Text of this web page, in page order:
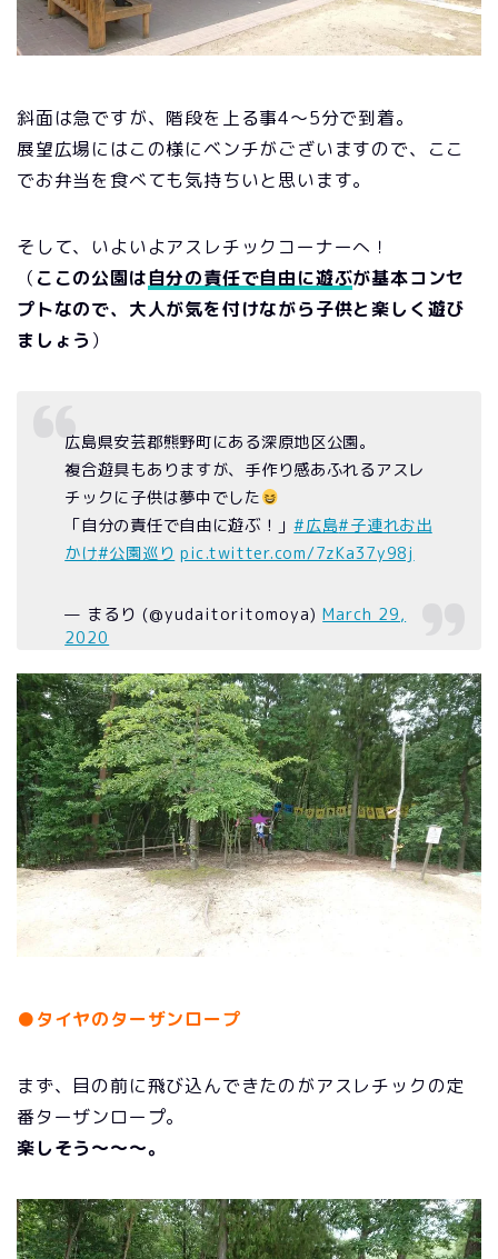
斜面は急ですが、階段を上る事4～5分で到着。
展望広場にはこの様にベンチがございますので、ここ
でお弁当を食べても気持ちいと思います。
そして、いよいよアスレチックコーナーへ！
（ ここの公園は自分の責任で自由に遊ぶが基本コンセ
プトなので、大人が気を付けながら子供と楽しく遊び
ましょう ）
広島県安芸郡熊野町にある深原地区公園。
複合遊具もありますが、手作り感あふれるアスレ
チックに子供は夢中でした
「自分の責任で自由に遊ぶ！」#広島#子連れお出
かけ#公園巡り pic.twitter.com/7zKa37y98j
— まるり (@yudaitoritomoya)March 29,
2020
●タイヤのターザンロープ
まず、目の前に飛び込んできたのがアスレチックの定
番ターザンロープ。
楽しそう～～～。